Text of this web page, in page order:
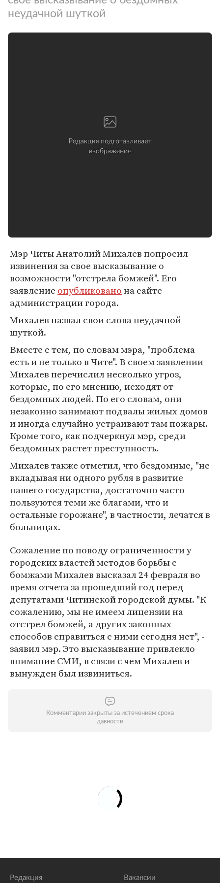
неудачной шуткой
Мэр Читы Анатолий Михалев попросил
извинения за свое высказывание о
возможности "отстрела бомжей". Его
заявление опубликованона сайте
администрации города.
Михалев назвал свои слова неудачной
шуткой.
Вместе с тем, по словам мэра, "проблема
есть и не только в Чите". В своем заявлении
Михалев перечислил несколько угроз,
которые, по его мнению, исходят от
бездомных людей. По его словам, они
незаконно занимают подвалы жилых домов
и иногда случайно устраивают там пожары.
Кроме того, как подчеркнул мэр, среди
бездомных растет преступность.
Михалев также отметил, что бездомные, "не
вкладывая ни одного рубля в развитие
нашего государства, достаточно часто
пользуются теми же благами, что и
остальные горожане", в частности, лечатся в
больницах.
Сожаление по поводу ограниченности у
городских властей методов борьбы с
бомжами Михалев высказал 24 февраля во
время отчета за прошедший год перед
депутатами Читинской городской думы. "К
сожалению, мы не имеем лицензии на
отстрел бомжей, а других законных
способов справиться с ними сегодня нет", -
заявил мэр. Это высказывание привлекло
внимание СМИ, в связи с чем Михалев и
вынужден был извиниться.
Комментарии закрыты за истечением срока
давности
Редакция Вакансии